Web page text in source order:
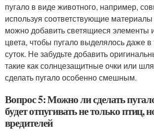
пугало в виде животного, например,
используя соответствующие
можно добавить светящиеся элементы
цвета, чтобы пугало выделялось даже
суток. Не забудьте добавить
такие как солнцезащитные очки или
сделать пугало особенно смешным.
Вопрос 5: Можно ли сделать
будет отпугивать не только птиц,
вредителей